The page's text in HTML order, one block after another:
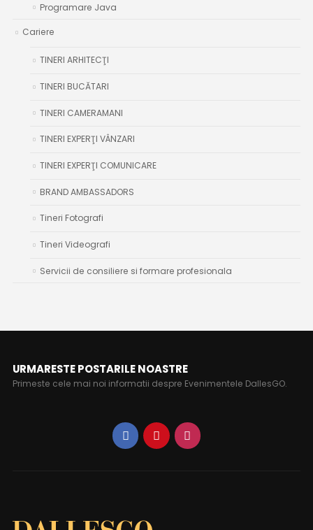
Programare Java
Cariere
TINERI ARHITECŢI
TINERI BUCĂTARI
TINERI CAMERAMANI
TINERI EXPERŢI VÂNZARI
TINERI EXPERŢI COMUNICARE
BRAND AMBASSADORS
Tineri Fotografi
Tineri Videografi
Servicii de consiliere si formare profesionala
URMARESTE POSTARILE NOASTRE
Primeste cele mai noi informatii despre Evenimentele DallesGO.